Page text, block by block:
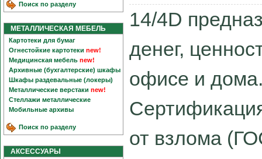
Поиск по разделу
МЕТАЛЛИЧЕСКАЯ МЕБЕЛЬ
Картотеки для бумаг
Огнестойкие картотеки new!
Медицинская мебель new!
Архивные (бухгалтерские) шкафы
Шкафы раздевальные (локеры)
Металлические верстаки new!
Стеллажи металлические
Мобильные архивы
Поиск по разделу
АКСЕССУАРЫ
14/4D
денег,
офисе и
от взлома